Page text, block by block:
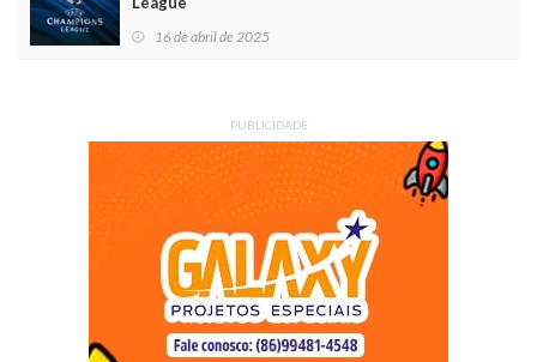
16 de abril de 2025
PUBLICIDADE